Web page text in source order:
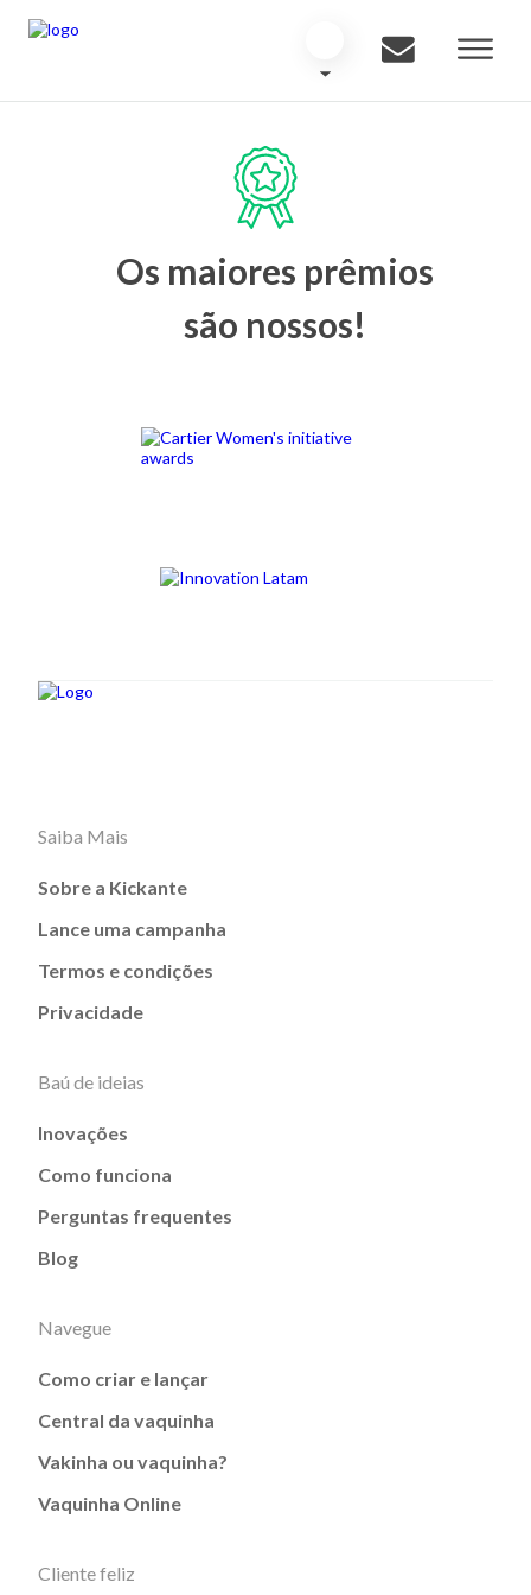
Os maiores prêmios
são nossos!
Saiba Mais
Sobre a Kickante
Lance uma campanha
Termos e condições
Privacidade
Baú de ideias
Inovações
Como funciona
Perguntas frequentes
Blog
Navegue
Como criar e lançar
Central da vaquinha
Vakinha ou vaquinha?
Vaquinha Online
Cliente feliz